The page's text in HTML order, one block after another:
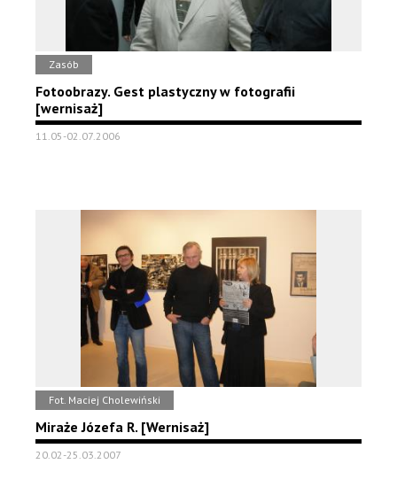
Zasób
Fotoobrazy. Gest plastyczny w fotografii
[wernisaż]
11.05-02.07.2006
Fot. Maciej Cholewiński
Miraże Józefa R. [Wernisaż]
20.02-25.03.2007